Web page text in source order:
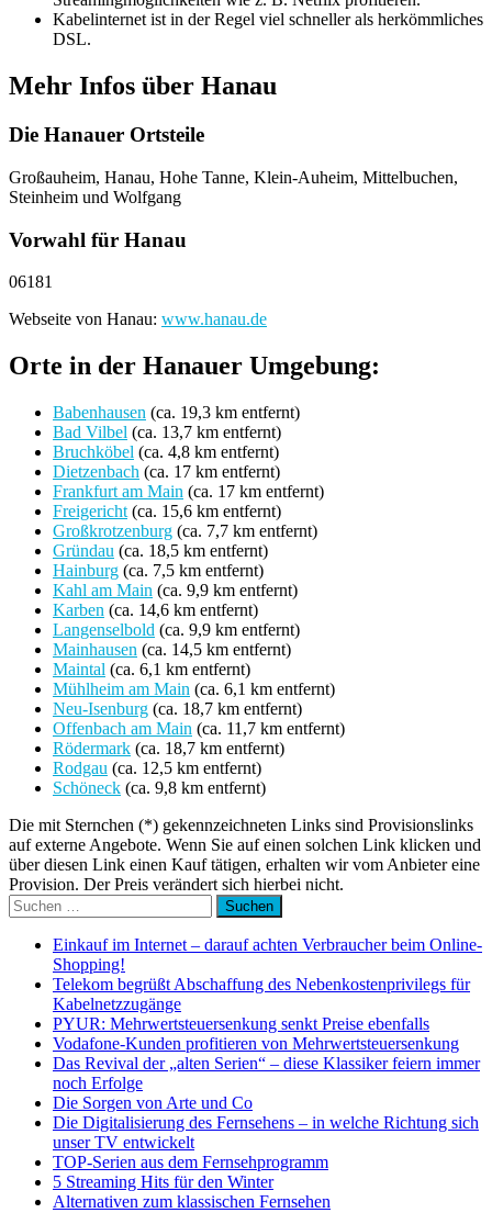
Kabelinternet ist in der Regel viel schneller als herkömmliches
DSL.
Mehr Infos über Hanau
Die Hanauer Ortsteile
Großauheim, Hanau, Hohe Tanne, Klein-Auheim, Mittelbuchen,
Steinheim und Wolfgang
Vorwahl für Hanau
06181
Webseite von Hanau: www.hanau.de
Orte in der Hanauer Umgebung:
Babenhausen (ca. 19,3 km entfernt)
Bad Vilbel (ca. 13,7 km entfernt)
Bruchköbel (ca. 4,8 km entfernt)
Dietzenbach (ca. 17 km entfernt)
Frankfurt am Main (ca. 17 km entfernt)
Freigericht (ca. 15,6 km entfernt)
Großkrotzenburg (ca. 7,7 km entfernt)
Gründau (ca. 18,5 km entfernt)
Hainburg (ca. 7,5 km entfernt)
Kahl am Main (ca. 9,9 km entfernt)
Karben (ca. 14,6 km entfernt)
Langenselbold (ca. 9,9 km entfernt)
Mainhausen (ca. 14,5 km entfernt)
Maintal (ca. 6,1 km entfernt)
Mühlheim am Main (ca. 6,1 km entfernt)
Neu-Isenburg (ca. 18,7 km entfernt)
Offenbach am Main (ca. 11,7 km entfernt)
Rödermark (ca. 18,7 km entfernt)
Rodgau (ca. 12,5 km entfernt)
Schöneck (ca. 9,8 km entfernt)
Die mit Sternchen (*) gekennzeichneten Links sind Provisionslinks
auf externe Angebote. Wenn Sie auf einen solchen Link klicken und
über diesen Link einen Kauf tätigen, erhalten wir vom Anbieter eine
Provision. Der Preis verändert sich hierbei nicht.
Suchen
nach:
Einkauf im Internet – darauf achten Verbraucher beim Online-
Shopping!
Telekom begrüßt Abschaffung des Nebenkostenprivilegs für
Kabelnetzzugänge
PYUR: Mehrwertsteuersenkung senkt Preise ebenfalls
Vodafone-Kunden profitieren von Mehrwertsteuersenkung
Das Revival der „alten Serien“ – diese Klassiker feiern immer
noch Erfolge
Die Sorgen von Arte und Co
Die Digitalisierung des Fernsehens – in welche Richtung sich
unser TV entwickelt
TOP-Serien aus dem Fernsehprogramm
5 Streaming Hits für den Winter
Alternativen zum klassischen Fernsehen